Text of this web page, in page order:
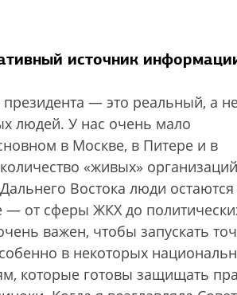
источник
— это реальный, а
людей. У нас очень мало
в Москве, в Питере и в
«живых» организаций
Востока люди остаются
от сферы ЖКХ до
важен, чтобы запускать
в некоторых
которые готовы защищать